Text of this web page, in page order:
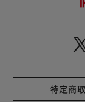
特定商